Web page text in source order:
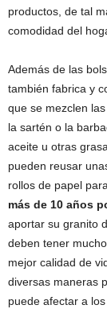
productos, de tal
comodidad del
Además de las
también fabrica y
que se mezclen
la sartén o la
aceite u otras
pueden reusar
rollos de papel
más de 10 años
aportar su granito
deben tener
mejor calidad de
diversas maneras
puede afectar a